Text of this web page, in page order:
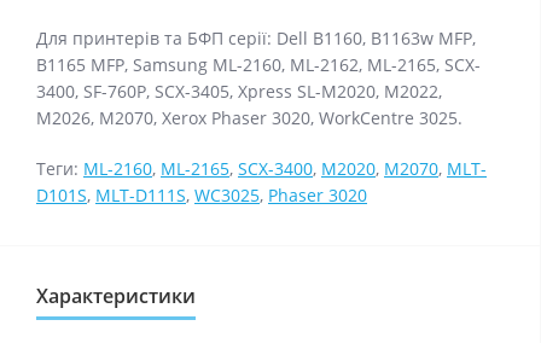
Для принтерів та БФП серії: Dell B1160, B1163w MFP,
B1165 MFP, Samsung ML-2160, ML-2162, ML-2165, SCX-
3400, SF-760P, SCX-3405, Xpress SL-M2020, M2022,
M2026, M2070, Xerox Phaser 3020, WorkCentre 3025.
Теги: ML-2160, ML-2165, SCX-3400, M2020, M2070, MLT-
D101S, MLT-D111S, WC3025, Phaser 3020
Характеристики